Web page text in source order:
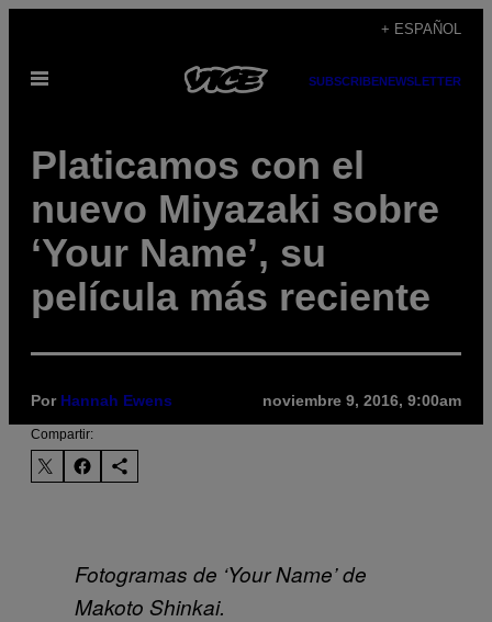
contenido
+ ESPAÑOL
Abrir
SUBSCRIBENEWSLETTER
Platicamos con el
nuevo Miyazaki sobre
‘Your Name’, su
película más reciente
Por Hannah Ewens noviembre 9, 2016, 9:00am
Compartir:
Fotogramas de ‘Your Name’ de
Makoto Shinkai.